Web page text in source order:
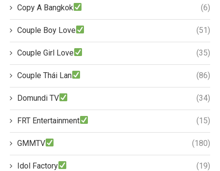
Copy A Bangkok (6)
Couple Boy Love (51)
Couple Girl Love (35)
Couple Thái Lan (86)
Domundi TV (34)
FRT Entertainment (15)
GMMTV (180)
Idol Factory (19)